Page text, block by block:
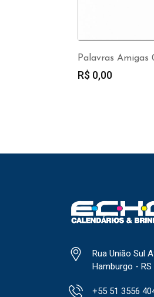
Palavras Amigas
R$ 0,00
Rua União Sul
Hamburgo - RS
+55 51 3556